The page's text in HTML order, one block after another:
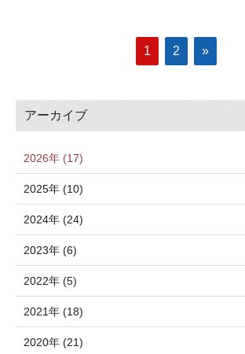
1 2 »
アーカイブ
2026年 (17)
2025年 (10)
2024年 (24)
2023年 (6)
2022年 (5)
2021年 (18)
2020年 (21)